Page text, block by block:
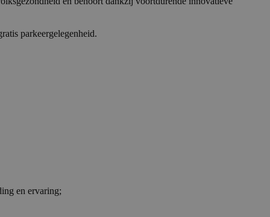
parkeergelegenheid.
en ervaring;